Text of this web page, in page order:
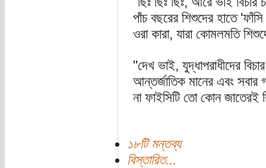
পাঁচ বছরের শিশুদের হাতে
ওরা কারা, যারা কোমলমতি
"দেখ ভাই, যুদ্ধাপরাধীদের
আন্তর্জাতিক মানের এবং
না ফাইসিটি তো কোন জাতেরই
১৮টি মন্তব্য
বিস্তারিত...